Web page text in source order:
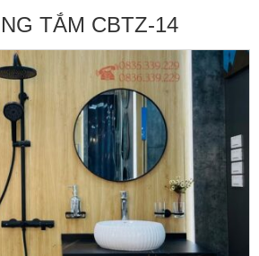
TẮM CBTZ-14